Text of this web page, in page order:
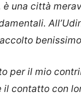
è una città
per il mio
contatto con